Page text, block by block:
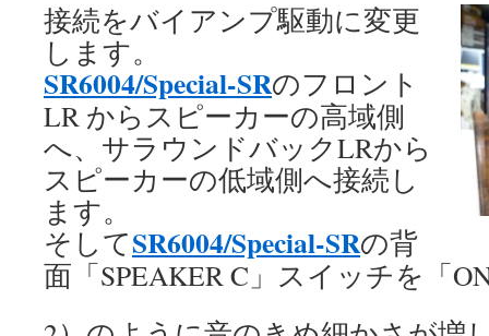
接続をバイアンプ駆動に変更
します。
SR6004/Special-SRのフロント
LR からスピーカーの高域側
へ、サラウンドバックLRから
スピーカーの低域側へ接続し
ます。
そしてSR6004/Special-SRの背
面「SPEAKER C」スイッチを「